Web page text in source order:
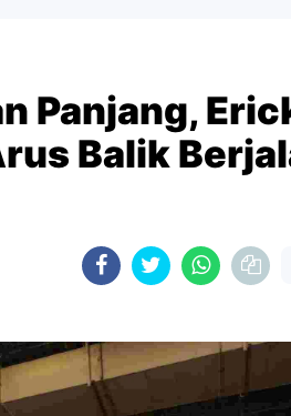
Panjang,
Balik